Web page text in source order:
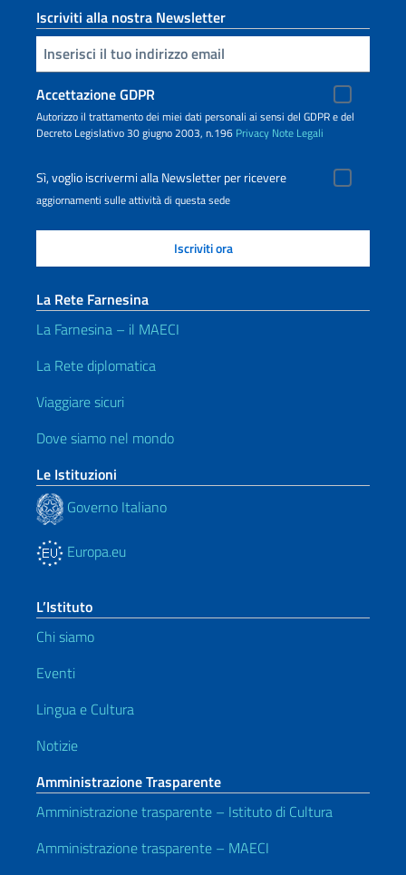
Iscriviti alla nostra Newsletter
Inserisci la tua email
Accettazione GDPR
Autorizzo il trattamento dei miei dati personali ai sensi del GDPR e del
Decreto Legislativo 30 giugno 2003, n.196 Privacy Note Legali
Sì, voglio iscrivermi alla Newsletter per ricevere
aggiornamenti sulle attività di questa sede
La Rete Farnesina
La Farnesina – il MAECI
La Rete diplomatica
Viaggiare sicuri
Dove siamo nel mondo
Le Istituzioni
Governo Italiano
Europa.eu
L’Istituto
Chi siamo
Eventi
Lingua e Cultura
Notizie
Amministrazione Trasparente
Amministrazione trasparente – Istituto di Cultura
Amministrazione trasparente – MAECI